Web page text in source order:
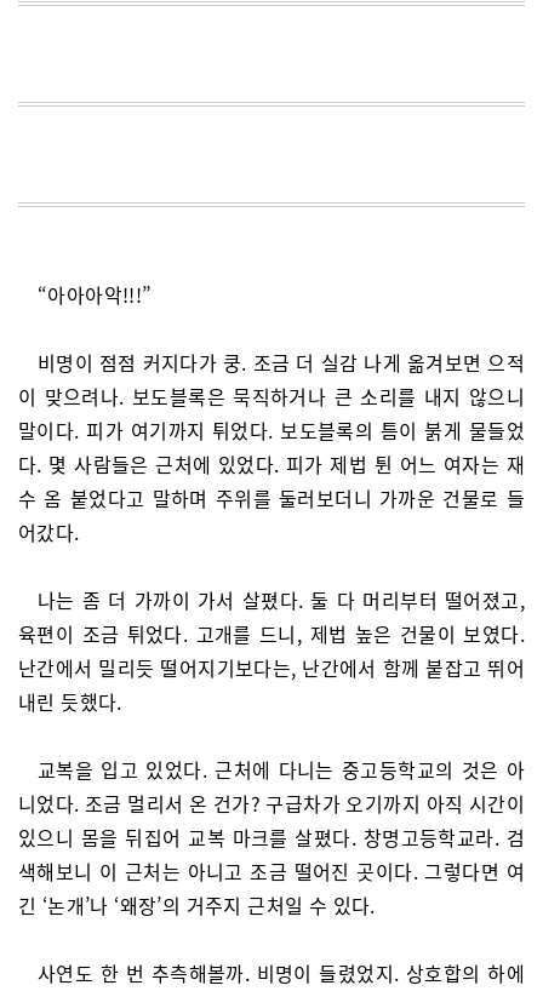
“아아아악!!!”
비명이 점점 커지다가 쿵. 조금 더 실감 나게 옮겨보면 으적
이 맞으려나. 보도블록은 묵직하거나 큰 소리를 내지 않으니
말이다. 피가 여기까지 튀었다. 보도블록의 틈이 붉게 물들었
다. 몇 사람들은 근처에 있었다. 피가 제법 튄 어느 여자는 재
수 옴 붙었다고 말하며 주위를 둘러보더니 가까운 건물로 들
어갔다.
나는 좀 더 가까이 가서 살폈다. 둘 다 머리부터 떨어졌고,
육편이 조금 튀었다. 고개를 드니, 제법 높은 건물이 보였다.
난간에서 밀리듯 떨어지기보다는, 난간에서 함께 붙잡고 뛰어
내린 듯했다.
교복을 입고 있었다. 근처에 다니는 중고등학교의 것은 아
니었다. 조금 멀리서 온 건가? 구급차가 오기까지 아직 시간이
있으니 몸을 뒤집어 교복 마크를 살폈다. 창명고등학교라. 검
색해보니 이 근처는 아니고 조금 떨어진 곳이다. 그렇다면 여
긴 ‘논개’나 ‘왜장’의 거주지 근처일 수 있다.
사연도 한 번 추측해볼까. 비명이 들렸었지. 상호합의 하에